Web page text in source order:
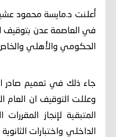
أعلنت د.مايسة محمود
في العاصمة عدن بتوقيف
الحكومي والأهلي
جاء ذلك في تعميم صادر
وعللت التوقيف ان العام
المتبقية لإنجاز
الداخلي واختبارات